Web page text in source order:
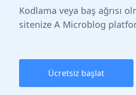
Kodlama veya baş ağrısı
sitenize A Microblog
Ücretsiz başlat